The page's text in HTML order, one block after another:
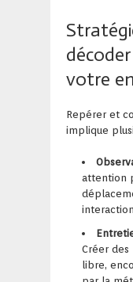
votre
Repérer et
implique
attention
Créer des
libre,